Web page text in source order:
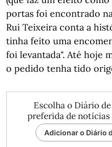
portas foi encontrado
Rui Teixeira conta a
tinha feito uma
foi levantada". Até hoje
o pedido tenha tido
Escolha o Diário
preferida de notícias
Adicionar o Diário